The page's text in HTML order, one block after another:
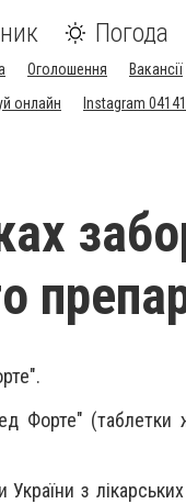
Погода
Оголошення Вакансії
онлайн Instagram 04141
Форте" (таблетки
з